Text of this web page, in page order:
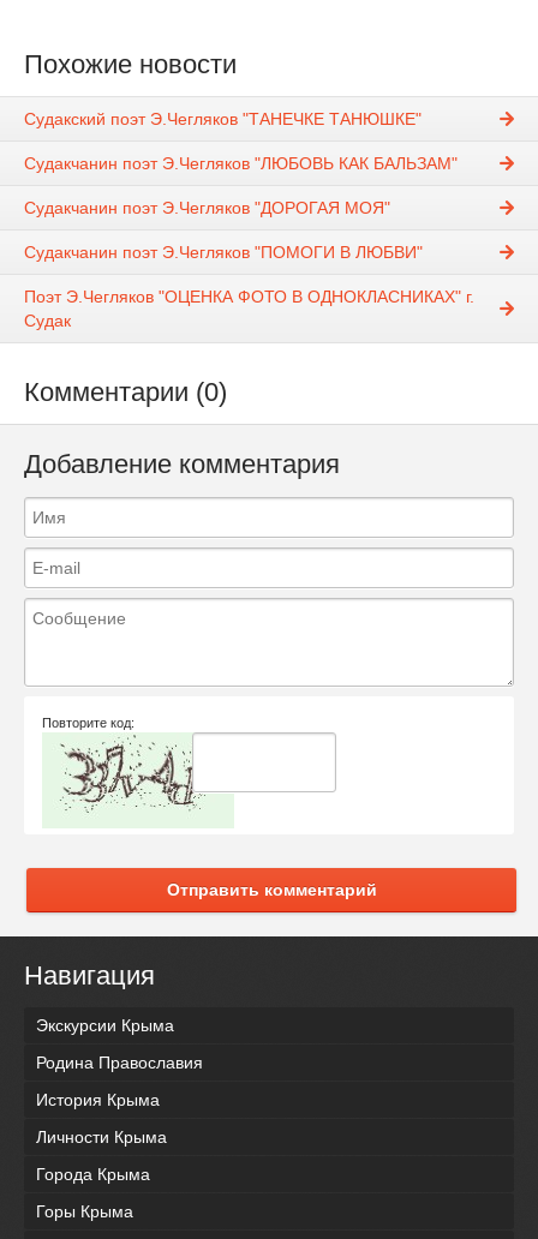
Похожие новости
Судакский поэт Э.Чегляков "ТАНЕЧКЕ ТАНЮШКЕ"
Судакчанин поэт Э.Чегляков "ЛЮБОВЬ КАК БАЛЬЗАМ"
Судакчанин поэт Э.Чегляков "ДОРОГАЯ МОЯ"
Судакчанин поэт Э.Чегляков "ПОМОГИ В ЛЮБВИ"
Поэт Э.Чегляков "ОЦЕНКА ФОТО В ОДНОКЛАСНИКАХ" г.
Судак
Комментарии (0)
Добавление комментария
Повторите код:
Отправить комментарий
Навигация
Экскурсии Крыма
Родина Православия
История Крыма
Личности Крыма
Города Крыма
Горы Крыма